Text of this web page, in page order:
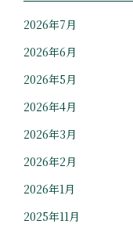
2026年7月
2026年6月
2026年5月
2026年4月
2026年3月
2026年2月
2026年1月
2025年11月